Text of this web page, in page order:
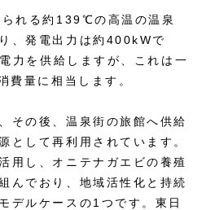
れる約139℃の高温の温泉
、発電出力は約400kWで
力を供給しますが、これは一
費量に相当します。
その後、温泉街の旅館へ供給
として再利用されています。
用し、オニテナガエビの養殖
んでおり、地域活性化と持続
デルケースの1つです。東日